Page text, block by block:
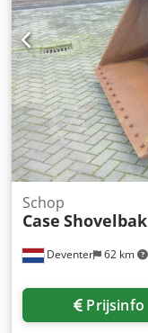
Deventer 62 km
Schop
Case Shovelbak
Prijsinfo